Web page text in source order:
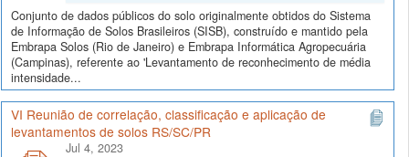
Conjunto de dados públicos do solo originalmente obtidos do Sistema
de Informação de Solos Brasileiros (SISB), construído e mantido pela
Embrapa Solos (Rio de Janeiro) e Embrapa Informática Agropecuária
(Campinas), referente ao 'Levantamento de reconhecimento de média
intensidade...
VI Reunião de correlação, classificação e aplicação de
levantamentos de solos RS/SC/PR
Jul 4, 2023